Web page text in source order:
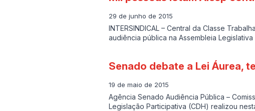
29 de junho de 2015
INTERSINDICAL – Central da Classe
audiência pública na Assembleia
Senado debate a Lei Áurea,
19 de maio de 2015
Agência Senado Audiência Pública –
Legislação Participativa (CDH) realizou